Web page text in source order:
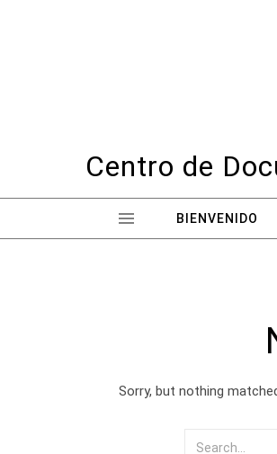
Centro de
BIENVENIDO
Sorry, but nothing